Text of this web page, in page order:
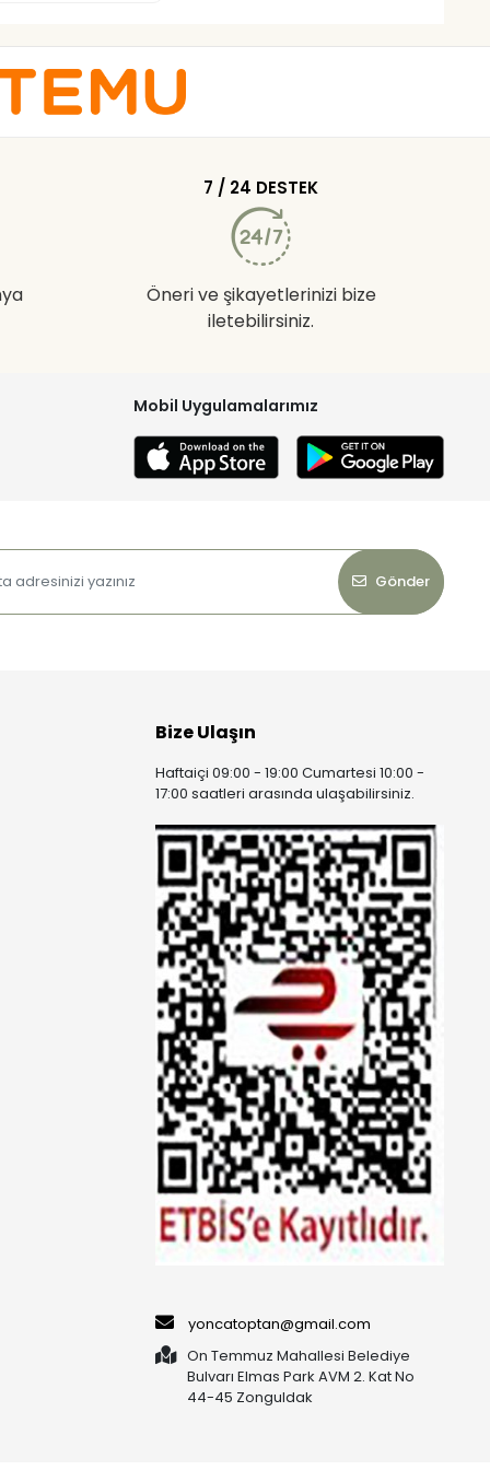
7 / 24 DESTEK
Öneri ve şikayetlerinizi bize
iletebilirsiniz.
Mobil Uygulamalarımız
Gönder
Bize Ulaşın
Haftaiçi 09:00 - 19:00 Cumartesi 10:00 -
17:00 saatleri arasında ulaşabilirsiniz.
yoncatoptan@gmail.com
On Temmuz Mahallesi Belediye
Bulvarı Elmas Park AVM 2. Kat No
44-45 Zonguldak